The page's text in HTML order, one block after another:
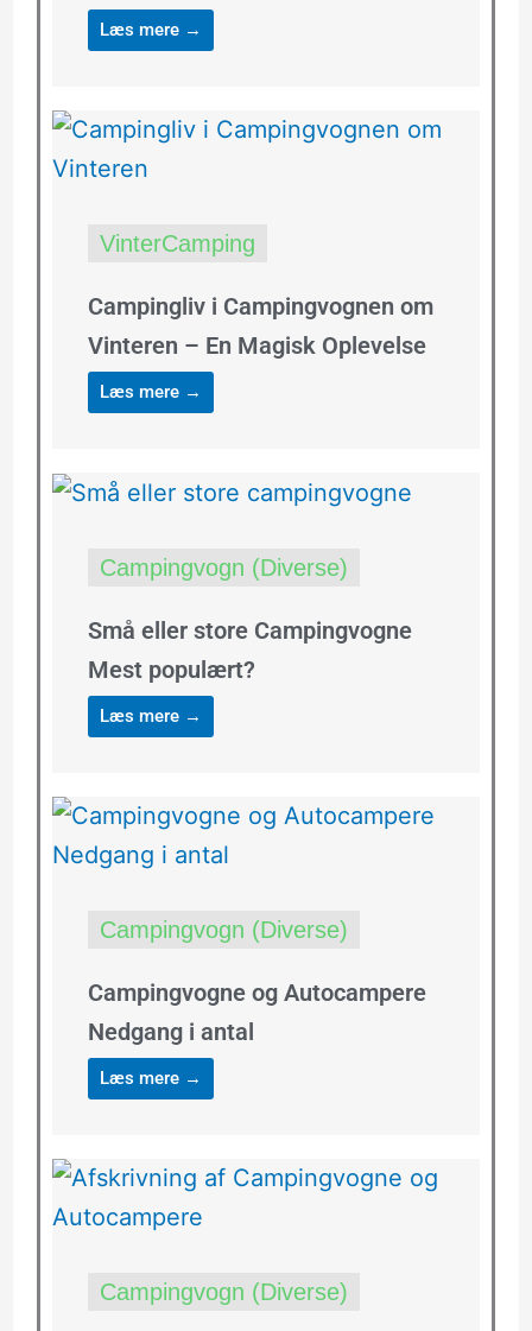
Læs mere →
VinterCamping
Campingliv i Campingvognen om
Vinteren – En Magisk Oplevelse
Læs mere →
Campingvogn (Diverse)
Små eller store Campingvogne
Mest populært?
Læs mere →
Campingvogn (Diverse)
Campingvogne og Autocampere
Nedgang i antal
Læs mere →
Campingvogn (Diverse)